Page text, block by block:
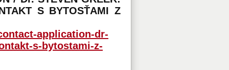
S BYTOSŤAMI Z
application-dr-
s-bytostami-z-